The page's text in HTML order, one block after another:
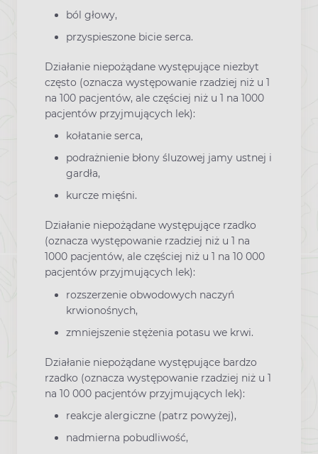
ból głowy,
przyspieszone bicie serca.
Działanie niepożądane występujące niezbyt
często (oznacza występowanie rzadziej niż u 1
na 100 pacjentów, ale częściej niż u 1 na 1000
pacjentów przyjmujących lek):
kołatanie serca,
podrażnienie błony śluzowej jamy ustnej i
gardła,
kurcze mięśni.
Działanie niepożądane występujące rzadko
(oznacza występowanie rzadziej niż u 1 na
1000 pacjentów, ale częściej niż u 1 na 10 000
pacjentów przyjmujących lek):
rozszerzenie obwodowych naczyń
krwionośnych,
zmniejszenie stężenia potasu we krwi.
Działanie niepożądane występujące bardzo
rzadko (oznacza występowanie rzadziej niż u 1
na 10 000 pacjentów przyjmujących lek):
reakcje alergiczne (patrz powyżej),
nadmierna pobudliwość,